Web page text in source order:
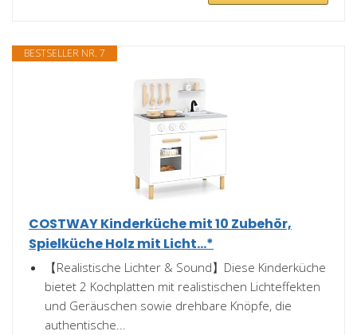
BESTSELLER NR. 7
COSTWAY Kinderküche mit 10 Zubehör,
Spielküche Holz mit Licht...*
【Realistische Lichter & Sound】Diese Kinderküche
bietet 2 Kochplatten mit realistischen Lichteffekten
und Geräuschen sowie drehbare Knöpfe, die
authentische...